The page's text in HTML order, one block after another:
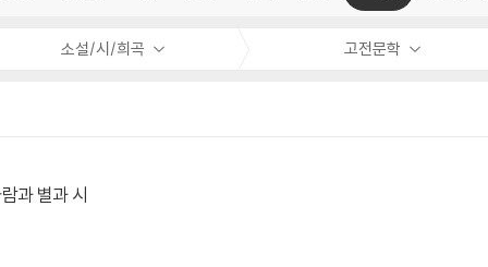
소설/시/희곡 고전문학
과 별과 시